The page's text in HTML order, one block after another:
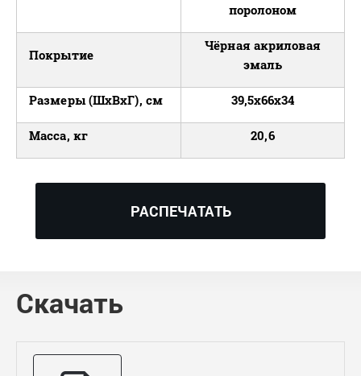
поролоном
Покрытие
Чёрная акриловая
эмаль
Размеры (ШxВxГ), см 39,5x66x34
Масса, кг 20,6
РАСПЕЧАТАТЬ
Скачать